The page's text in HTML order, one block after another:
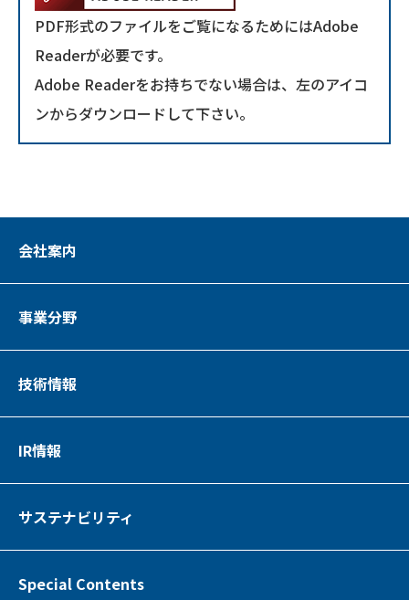
PDF形式のファイルをご覧になるためにはAdobe
Readerが必要です。
Adobe Readerをお持ちでない場合は、左のアイコ
ンからダウンロードして下さい。
会社案内
事業分野
技術情報
IR情報
サステナビリティ
Special Contents